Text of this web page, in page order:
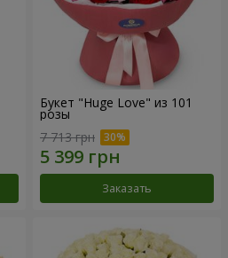
Букет "Huge Love" из 101
розы
7 713 грн
Заказать